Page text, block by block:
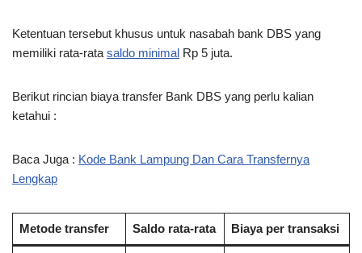
Ketentuan tersebut khusus untuk nasabah bank DBS yang
memiliki rata-rata saldo minimal Rp 5 juta.
Berikut rincian biaya transfer Bank DBS yang perlu kalian
ketahui :
Baca Juga : Kode Bank Lampung Dan Cara Transfernya
Lengkap
Metode transfer Saldo rata-rata Biaya per transaksi